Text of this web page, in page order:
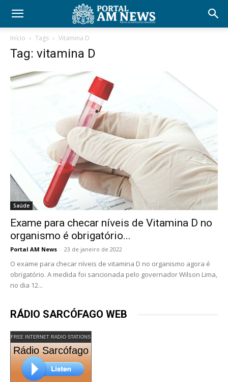
Início Tags Vitamina D
Tag: vitamina D
Saúde
Exame para checar níveis de Vitamina D no
organismo é obrigatório...
Portal AM News - 23 de janeiro de 2022
O exame para checar níveis de vitamina D no organismo agora é
obrigatório. A medida foi sancionada pelo governador Wilson Lima,
no dia 12...
RÁDIO SARCÓFAGO WEB
FREE INTERNET RADIO STATIONS
Rádio Sarcófago